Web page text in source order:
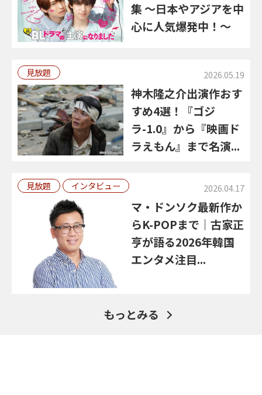
集 ～日本やアジアを中
心に人気爆発中！～
見放題 2026.05.19
神木隆之介出演作おす
すめ4選！『ゴジ
ラ-1.0』から『映画ド
ラえもん』まで名演...
見放題 インタビュー 2026.04.17
マ・ドンソク最新作か
らK-POPまで｜古家正
亨が語る2026年韓国
エンタメ注目...
もっとみる